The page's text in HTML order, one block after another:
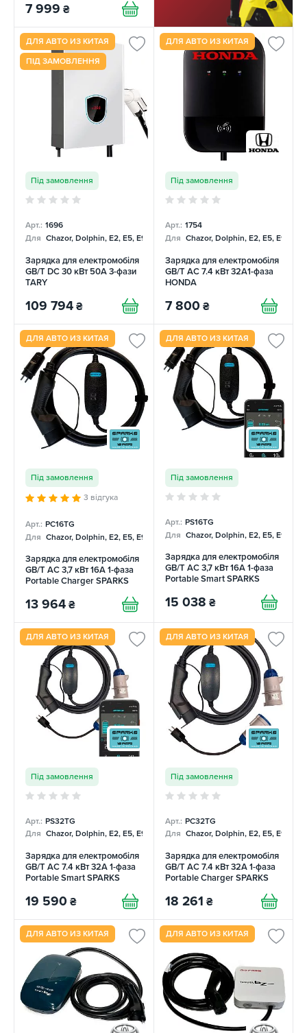
7 999 ₴
ДЛЯ АВТО ИЗ КИТАЯ
ПІД ЗАМОВЛЕННЯ
Під замовлення
Арт.: 1696
Для Chazor, Dolphin, E2, E5, E9, Mercedes
Зарядка для електромобіля
GB/T DC 30 кВт 50А 3-фази
TARY
109 794 ₴
ДЛЯ АВТО ИЗ КИТАЯ
Під замовлення
Арт.: 1754
Для Chazor, Dolphin, E2, E5, E9,
Зарядка для електромобіля
GB/T AC 7.4 кВт 32A1-фаза
HONDA
7 800 ₴
ДЛЯ АВТО ИЗ КИТАЯ
Під замовлення
3 відгука
Арт.: PC16TG
Для Chazor, Dolphin, E2, E5, E9, Mercedes
Зарядка для електромобіля
GB/T AC 3,7 кВт 16А 1-фаза
Portable Charger SPARKS
13 964 ₴
ДЛЯ АВТО ИЗ КИТАЯ
Під замовлення
Арт.: PS16TG
Для Chazor, Dolphin, E2, E5, E9,
Зарядка для електромобіля
GB/T AC 3,7 кВт 16А 1-фаза
Portable Smart SPARKS
15 038 ₴
ДЛЯ АВТО ИЗ КИТАЯ
Під замовлення
Арт.: PS32TG
Для Chazor, Dolphin, E2, E5, E9, Mercedes
Зарядка для електромобіля
GB/T AC 7.4 кВт 32А 1-фаза
Portable Smart SPARKS
19 590 ₴
ДЛЯ АВТО ИЗ КИТАЯ
Під замовлення
Арт.: PC32TG
Для Chazor, Dolphin, E2, E5, E9,
Зарядка для електромобіля
GB/T AC 7.4 кВт 32А 1-фаза
Portable Charger SPARKS
18 261 ₴
ДЛЯ АВТО ИЗ КИТАЯ ДЛЯ АВТО ИЗ КИТАЯ